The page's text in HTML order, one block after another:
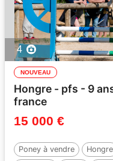
4
NOUVEAU
Hongre - pfs - 9
france
15 000 €
Poney à vendre Hongre